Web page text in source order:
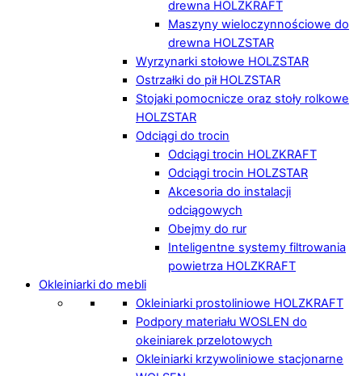
drewna HOLZKRAFT
Maszyny wieloczynnościowe do
drewna HOLZSTAR
Wyrzynarki stołowe HOLZSTAR
Ostrzałki do pił HOLZSTAR
Stojaki pomocnicze oraz stoły rolkowe
HOLZSTAR
Odciągi do trocin
Odciągi trocin HOLZKRAFT
Odciągi trocin HOLZSTAR
Akcesoria do instalacji
odciągowych
Obejmy do rur
Inteligentne systemy filtrowania
powietrza HOLZKRAFT
Okleiniarki do mebli
Okleiniarki prostoliniowe HOLZKRAFT
Podpory materiału WOSLEN do
okeiniarek przelotowych
Okleiniarki krzywoliniowe stacjonarne